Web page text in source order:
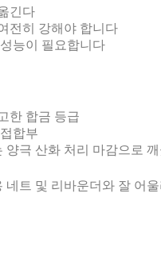
긴다
전히 강해야 합니다
능이 필요합니다
한 합금 등급
합부
양극 산화 처리 마감으로
네트 및 리바운더와 잘 어